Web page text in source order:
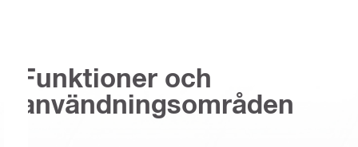
Funktioner och
användningsområden